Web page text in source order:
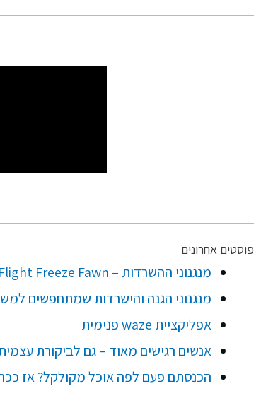
פוסטים אחרונים
מנגנוני ההשרדות – Fight, Flight Freeze Fawn
מנגנוני הגנה והישרדות שמתחפשים למשהו אחר – #1 לא יודעת מה
אפליקציית waze פנימית
אנשים רגישים מאוד – גם לביקורת
הכנסתם פעם לפה אוכל מקולקל? אז